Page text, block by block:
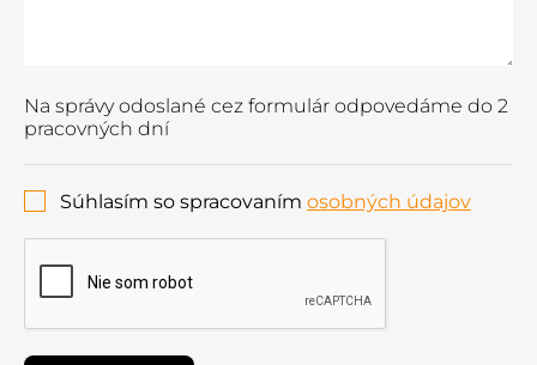
Na správy odoslané cez formulár odpovedáme do 2
pracovných dní
Súhlasím so spracovaním osobných údajov